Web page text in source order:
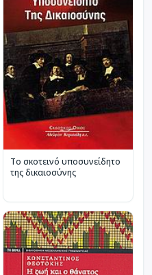
Το σκοτεινό υποσυνείδητο
της δικαιοσύνης